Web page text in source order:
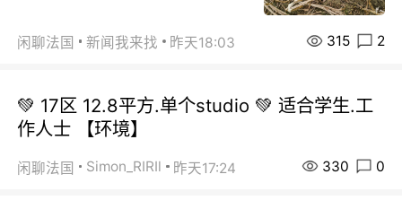
闲聊法国 新闻我来找 昨天18:03 315 2
💚 17区 12.8平方.单个studio 💚 适合学生.工
作人士 【环境】
闲聊法国 Simon_RIRIl 昨天17:24 330 0